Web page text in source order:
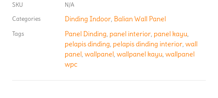
SKU
N/A
Categories
Dinding Indoor, Balian Wall Panel
Tags Panel Dinding panel interior panel kayu
pelapis dinding pelapis dinding interior wall
panel wallpanel wallpanel kayu wallpanel
wpc